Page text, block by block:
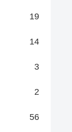
19
14
3
2
56